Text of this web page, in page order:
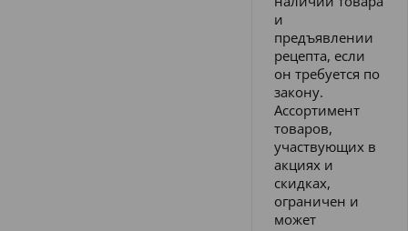
и
предъявлении
рецепта, если
он требуется по
закону.
Ассортимент
товаров,
участвующих в
акциях и
скидках,
ограничен и
может